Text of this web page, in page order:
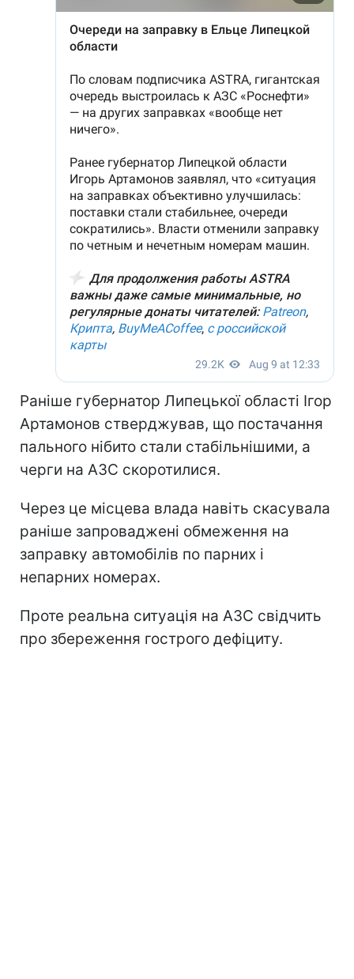
Раніше губернатор Липецької області Ігор
Артамонов стверджував, що постачання
пального нібито стали стабільнішими, а
черги на АЗС скоротилися.
Через це місцева влада навіть скасувала
раніше запроваджені обмеження на
заправку автомобілів по парних і
непарних номерах.
Проте реальна ситуація на АЗС свідчить
про збереження гострого дефіциту.